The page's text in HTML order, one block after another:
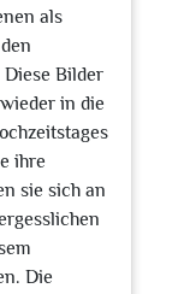
als
Diese Bilder
in die
ihre
sie sich an
Die